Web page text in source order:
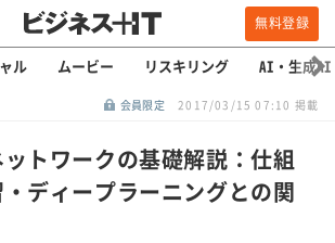
無料登録
ル ムービー リスキリング AI・生成AI
会員限定 2017/03/15 07:10 掲載
トワークの基礎解説：仕組
ディープラーニングとの関